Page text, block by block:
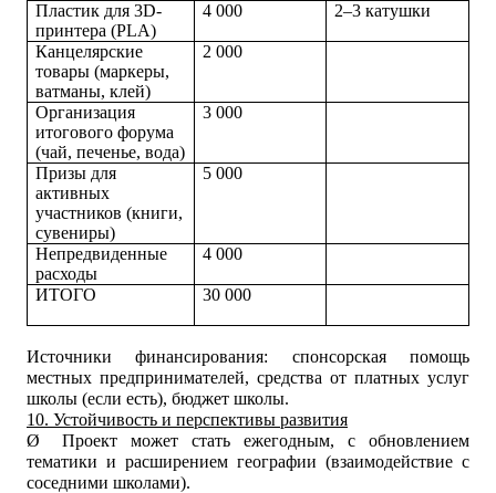
Пластик для 3D-
принтера (PLA)
4 000 2–3 катушки
Канцелярские
товары (маркеры,
ватманы, клей)
2 000
Организация
итогового форума
(чай, печенье, вода)
3 000
Призы для
активных
участников (книги,
сувениры)
5 000
Непредвиденные
расходы
4 000
ИТОГО 30 000
Источники финансирования: спонсорская помощь
местных предпринимателей, средства от платных услуг
школы (если есть), бюджет школы.
10. Устойчивость и перспективы развития
Ø
Проект может стать ежегодным, с обновлением
тематики и расширением географии (взаимодействие с
соседними школами).